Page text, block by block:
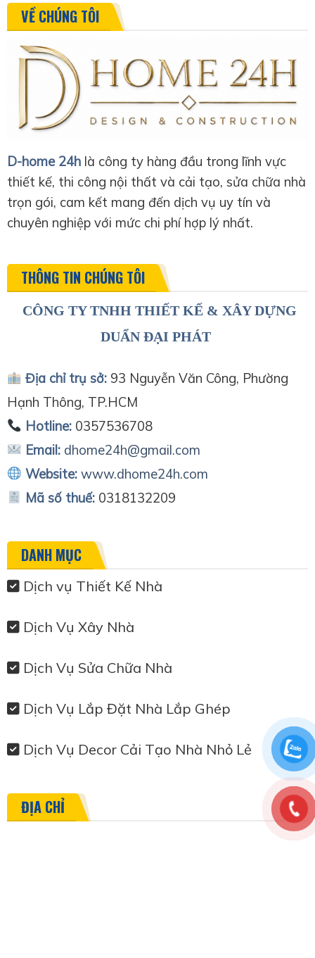
VỀ CHÚNG TÔI
D-home 24h là công ty hàng đầu trong lĩnh vực
thiết kế, thi công nội thất và cải tạo, sửa chữa nhà
trọn gói, cam kết mang đến dịch vụ uy tín và
chuyên nghiệp với mức chi phí hợp lý nhất.
THÔNG TIN CHÚNG TÔI
CÔNG TY TNHH THIẾT KẾ & XÂY DỰNG
DUẨN ĐẠI PHÁT
Địa chỉ trụ sở:93 Nguyễn Văn Công, Phường
Hạnh Thông, TP.HCM
Hotline:0357536708
Email: dhome24h@gmail.com
Website: www.dhome24h.com
Mã số thuế: 0318132209
DANH MỤC
Dịch vụ Thiết Kế Nhà
Dịch Vụ Xây Nhà
Dịch Vụ Sửa Chữa Nhà
Dịch Vụ Lắp Đặt Nhà Lắp Ghép
Dịch Vụ Decor Cải Tạo Nhà Nhỏ Lẻ
ĐỊA CHỈ